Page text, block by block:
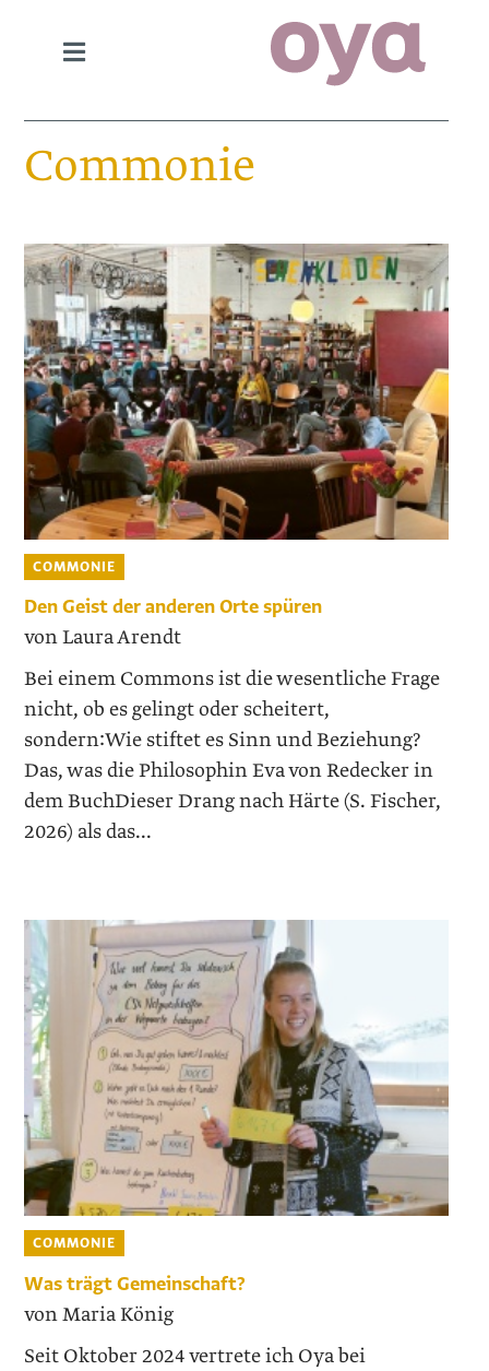
Commonie
COMMONIE
Den Geist der anderen Orte spüren
von Laura Arendt
Bei einem Commons ist die wesentliche Frage
nicht, ob es gelingt oder scheitert,
sondern:Wie stiftet es Sinn und Beziehung?
Das, was die Philosophin Eva von Redecker in
dem BuchDieser Drang nach Härte (S. Fischer,
2026) als das...
COMMONIE
Was trägt Gemeinschaft?
von Maria König
Seit Oktober 2024 vertrete ich Oya bei